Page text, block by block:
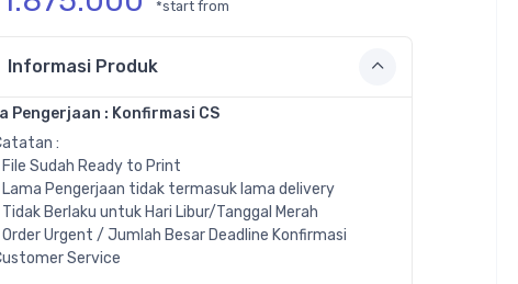
*start from
Informasi Produk
Pengerjaan : Konfirmasi CS
:
File Sudah Ready to Print
Lama Pengerjaan tidak termasuk lama delivery
Tidak Berlaku untuk Hari Libur/Tanggal Merah
Order Urgent / Jumlah Besar Deadline Konfirmasi
Service